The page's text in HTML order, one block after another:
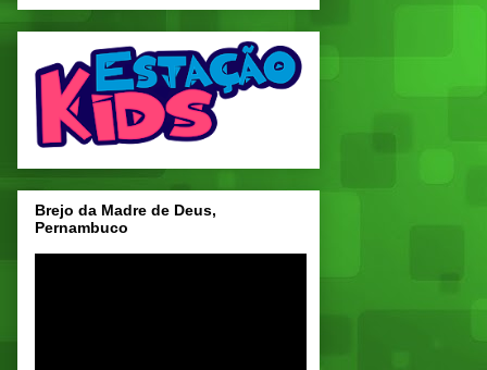
Brejo da Madre de Deus,
Pernambuco